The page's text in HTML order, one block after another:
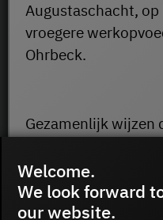
Augustaschacht,
vroegere
Ohrbeck.
Gezamenlijk wijzen
vaak weinig
veelvoorkomende
Welcome.
We look forward
our website.